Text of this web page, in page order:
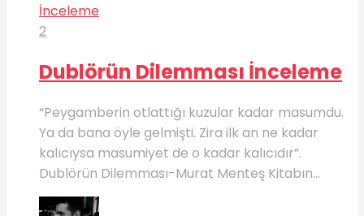
İnceleme
2
Dublörün Dilemması İnceleme
“Peygamberin otlattığı kuzular kadar masumdu.
Ya da bana öyle gelmişti. Zira ilk an ne kadar
kalıcıysa masumiyet de o kadar kalıcıdır”.
Dublörün Dilemması-Murat Menteş Kitabın...